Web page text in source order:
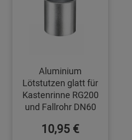
Aluminium
Lötstutzen glatt für
Kastenrinne RG200
und Fallrohr DN60
10,95 €